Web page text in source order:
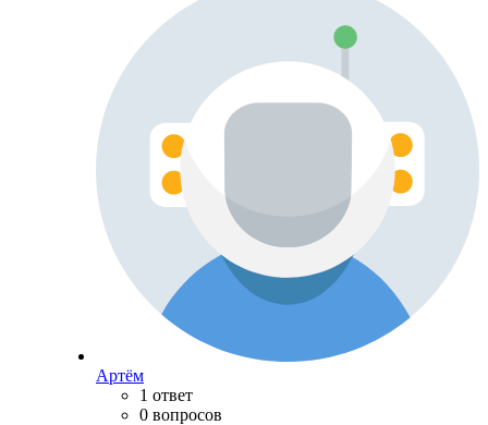
Артём
1 ответ
0 вопросов